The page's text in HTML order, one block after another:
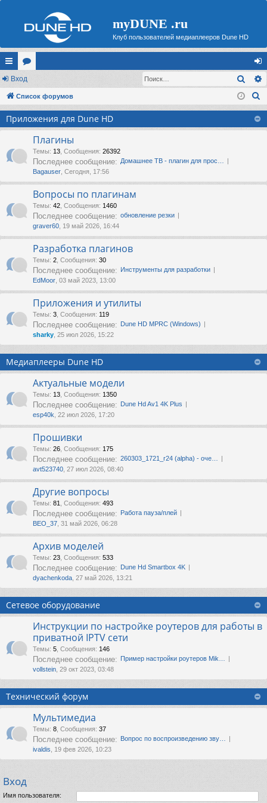
myDUNE .ru
Клуб пользователей медиаплееров Dune HD
с
ы
лк
и
ор
ум
хо
д
Вход
Список форумов
Приложения для Dune HD
Плагины
Темы: 13 Сообщения: 26392
Последнее сообщение: Домашнее ТВ - плагин для прос…
Bagauser , Сегодня, 17:56
Вопросы по плагинам
Темы: 42 Сообщения: 1460
Последнее сообщение: обновление резки
graver60 , 19 май 2026, 16:44
Разработка плагинов
Темы: 2 Сообщения: 30
Последнее сообщение: Инструменты для разработки
EdMoor , 03 май 2023, 13:00
Приложения и утилиты
Темы: 3 Сообщения: 119
Последнее сообщение: Dune HD MPRC (Windows)
sharky , 25 июл 2026, 15:22
Медиаплееры Dune HD
Актуальные модели
Темы: 13 Сообщения: 1350
Последнее сообщение: Dune Hd Av1 4K Plus
esp40k , 22 июл 2026, 17:20
Прошивки
Темы: 26 Сообщения: 175
Последнее сообщение: 260303_1721_r24 (alpha) - оче…
avt523740 , 27 июл 2026, 08:40
Другие вопросы
Темы: 81 Сообщения: 493
Последнее сообщение: Работа пауза/плей
ВЕО_37 , 31 май 2026, 06:28
Архив моделей
Темы: 23 Сообщения: 533
Последнее сообщение: Dune Hd Smartbox 4K
dyachenkoda , 27 май 2026, 13:21
Сетевое оборудование
Инструкции по настройке роутеров для работы в
приватной IPTV сети
Темы: 5 Сообщения: 146
Последнее сообщение: Пример настройки роутеров Mik…
vollstein , 29 окт 2023, 03:48
Технический форум
Мультимедиа
Темы: 8 Сообщения: 37
Последнее сообщение: Вопрос по воспроизведению зву…
ivaldis , 19 фев 2026, 10:23
Вход
Имя пользователя: